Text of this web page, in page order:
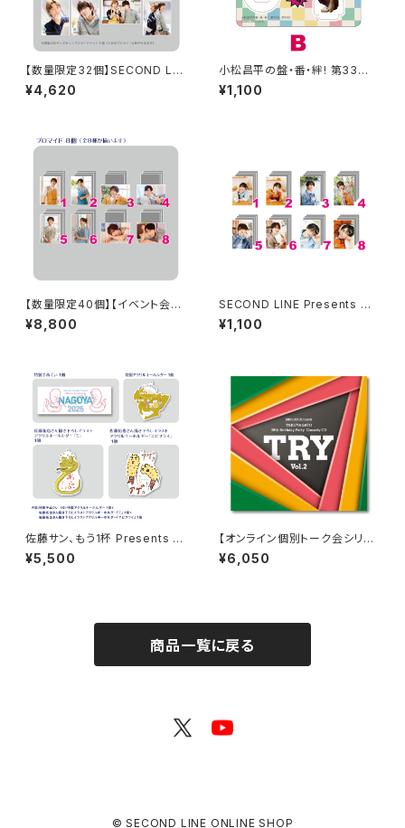
【数量限定32個】SECOND LIN
E Presents みんなに会いに行
くよ! 第25回 in 静岡 開催記念
¥4,620
小松昌平の盤・番・絆! 第33回、
第34回 アクリルスタンド B
¥1,100
【数量限定40個】【イベント会場
特典付き】SECOND LINE Pre
sents みんなに会いに行くよ!
¥8,800
SECOND LINE Presents み
んなに会いに行くよ! 第43回 in
静岡 ブロマイド ※ランダム販
¥1,100
佐藤サン、もう1杯 Presents み
んなに会いに行くよ！IN 名古屋
グッズセット
¥5,500
【オンライン個別トーク会シリア
ルコードなし】佐藤サン、もう１杯
Presents 佐藤拓也、38歳のお
¥6,050
商品一覧に戻る
© SECOND LINE ONLINE SHOP